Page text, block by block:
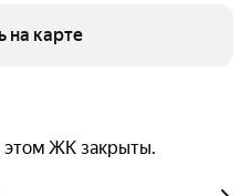
на карте
этом ЖК закрыты.